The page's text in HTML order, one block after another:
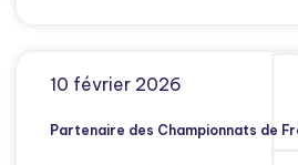
10 février 2026
Partenaire des Championnats de